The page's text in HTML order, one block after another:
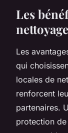
Les
Les
qui
locales de
renforcent
partenaires.
protection